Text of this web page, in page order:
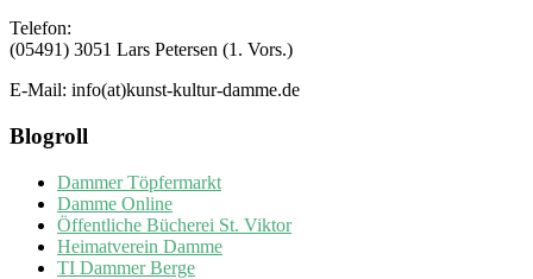
Telefon:
(05491) 3051 Lars Petersen (1. Vors.)
E-Mail: info(at)kunst-kultur-damme.de
Blogroll
Dammer Töpfermarkt
Damme Online
Öffentliche Bücherei St. Viktor
Heimatverein Damme
TI Dammer Berge